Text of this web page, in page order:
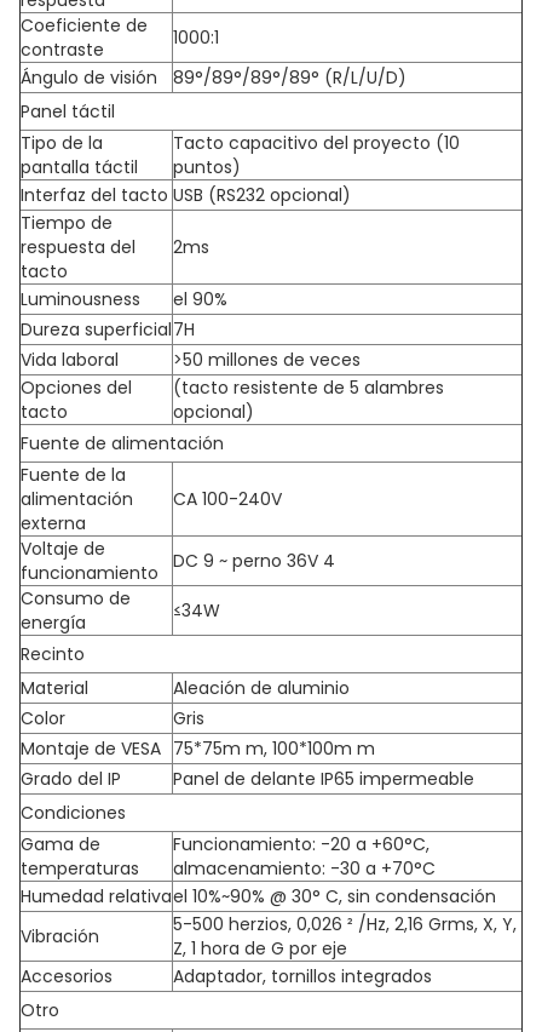
Coeficiente de
contraste
1000:1
Ángulo de visión
89°/89°/89°/89° (R/L/U/D)
Panel táctil
Tipo de la
pantalla táctil
Tacto capacitivo del proyecto (10
puntos)
Interfaz del tacto USB (RS232 opcional)
Tiempo de
respuesta del
tacto
2ms
Luminousness
el 90%
Dureza superficial7H
Vida laboral
>50 millones de veces
Opciones del
tacto
(tacto resistente de 5 alambres
opcional)
Fuente de alimentación
Fuente de la
alimentación
externa
CA 100-240V
Voltaje de
funcionamiento
DC 9 ~ perno 36V 4
Consumo de
energía
≤34W
Recinto
Material
Aleación de aluminio
Color
Gris
Montaje de VESA 75*75m m, 100*100m m
Grado del IP
Panel de delante IP65 impermeable
Condiciones
Gama de
temperaturas
Funcionamiento: -20 a +60°C,
almacenamiento: -30 a +70°C
Humedad relativael 10%~90% @ 30° C, sin condensación
Vibración
5-500 herzios, 0,026 ² /Hz, 2,16 Grms, X, Y,
Z, 1 hora de G por eje
Accesorios
Adaptador, tornillos integrados
Otro